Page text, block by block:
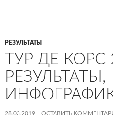
РЕЗУЛЬТАТЫ
ТУР ДЕ КОРС
РЕЗУЛЬТАТЫ,
28.03.2019 ОСТАВИТЬ